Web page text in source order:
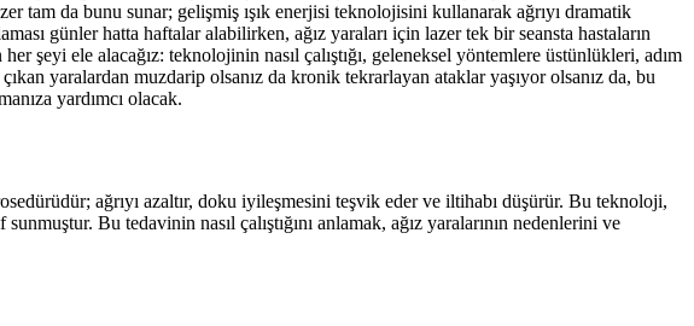
tam da bunu sunar; gelişmiş ışık enerjisi teknolojisini kullanarak ağrıyı dramatik
günler hatta haftalar alabilirken, ağız yaraları için lazer tek bir seansta hastaların
şeyi ele alacağız: teknolojinin nasıl çalıştığı, geleneksel yöntemlere üstünlükleri, adım
yaralardan muzdarip olsanız da kronik tekrarlayan ataklar yaşıyor olsanız da, bu
yardımcı olacak.
ağrıyı azaltır, doku iyileşmesini teşvik eder ve iltihabı düşürür. Bu teknoloji,
Bu tedavinin nasıl çalıştığını anlamak, ağız yaralarının nedenlerini ve